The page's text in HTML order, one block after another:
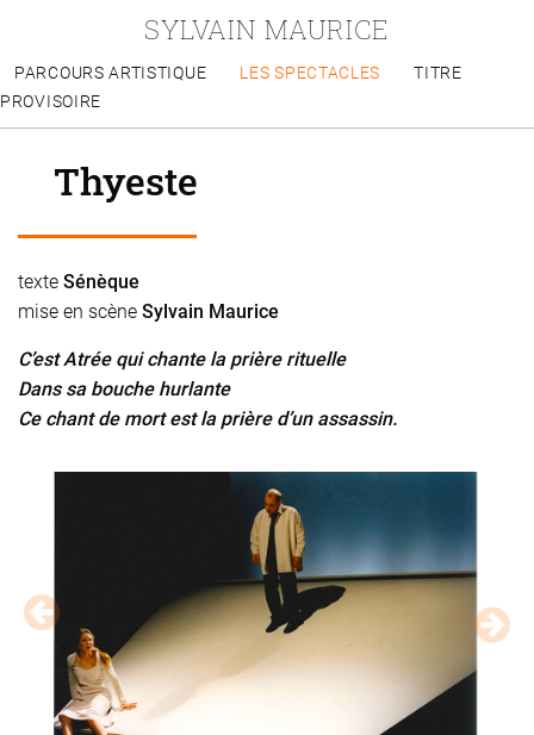
SYLVAIN MAURICE
PARCOURS ARTISTIQUE LES SPECTACLES
TITRE
PROVISOIRE
Thyeste
texte Sénèque
mise en scène Sylvain Maurice
C’est Atrée qui chante la prière rituelle
Dans sa bouche hurlante
Ce chant de mort est la prière d’un assassin.